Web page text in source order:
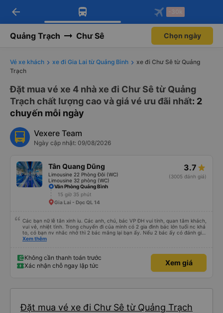
Tải app Vexere ngay!
Nhận ưu đãi thành viên độc
Mở app
Tải app Vexere
-30k/ghế khi đặt vé máy bay qua
Mở app
arrow_back -30k
Quảng Trạch Chư Sê Chọn ngày
Vé xe khách xe đi Gia Lai từ Quảng Bình
xe đi Chư Sê từ Quảng
Trạch
Đặt mua vé xe 4 nhà xe đi Chư Sê từ Quảng
Trạch chất lượng cao và giá vé ưu đãi nhất: 2
chuyến mỗi ngày
Vexere Team
Ngày cập nhật: 09/08/2026
Tân Quang Dũng
Limousine 22 Phòng Đôi (WC)
Limousine 32 phòng (WC)
3.7
(3005 đánh giá)
Văn Phòng Quảng Bình
15 giờ 35 phút
Gia Lai - Dọc QL 14
Các bạn nữ lễ tân xinh iu. Các anh, chú, bác VP ĐH vui tính, quan tâm khách,
vui vẻ, nhiệt tình. Trong chuyến đi của mình có 2 gia đình bác lớn tuổi nc khá
to, có bạn nv nhắc nhở thì 2 bác mắng lại bạn ấy. Nếu 2 bác ấy có đánh giá
xấu thì mình ngược lại nha. Bạn ấy nhắc nhở rất đúng. 2 bác nói rất to. To
bạn ấy nha. Nếu bạn ấy bị trừ thì bảo bạn ấy liên hệ sđt của mình, mình hỗ
trợ ạ. Số mình đuôi 666, chuyến ĐH-NT ngày 16/1. À các bạn nữ lễ tân xinh
iu còn đổi cho mình phòng đơn sang đôi xong còn note là (một mình) yêu
Xem thêm
Không cần thanh toán trước
Xác nhận chỗ ngay lập tức
Xem giá
Đặt mua vé xe đi Chư Sê từ Quảng Trạch